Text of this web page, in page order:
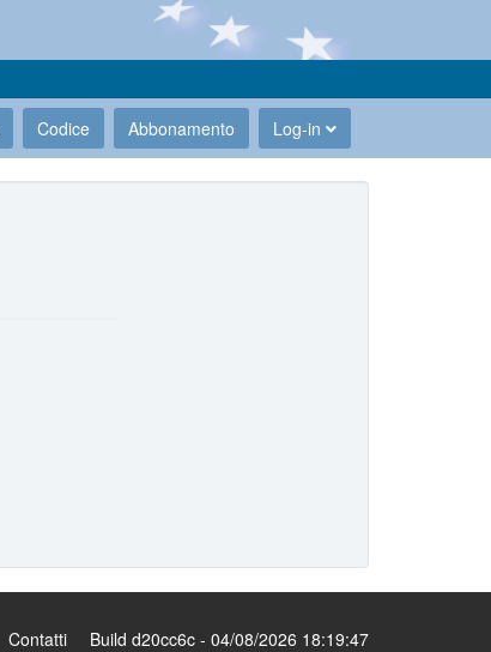
Codice Abbonamento Log-in
Contatti Build d20cc6c - 04/08/2026 18:19:47